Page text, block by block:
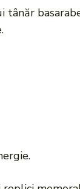
tânăr